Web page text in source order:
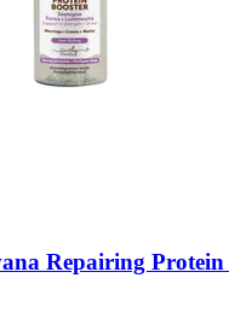
Repairing Protein